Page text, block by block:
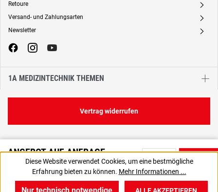
ANGEBOT AUF ANFRAGE
Bitte nutzen Sie die Produktanfrage, um ein individuelles Angebot
von uns zu erhalten.
Retoure A
Versand- und Zahlungsarten A
Newsletter A
1A MEDIZINTECHNIK THEMEN
Vertrag widerrufen
Diese Website verwendet Cookies, um eine bestmögliche
Erfahrung bieten zu können. Mehr Informationen ...